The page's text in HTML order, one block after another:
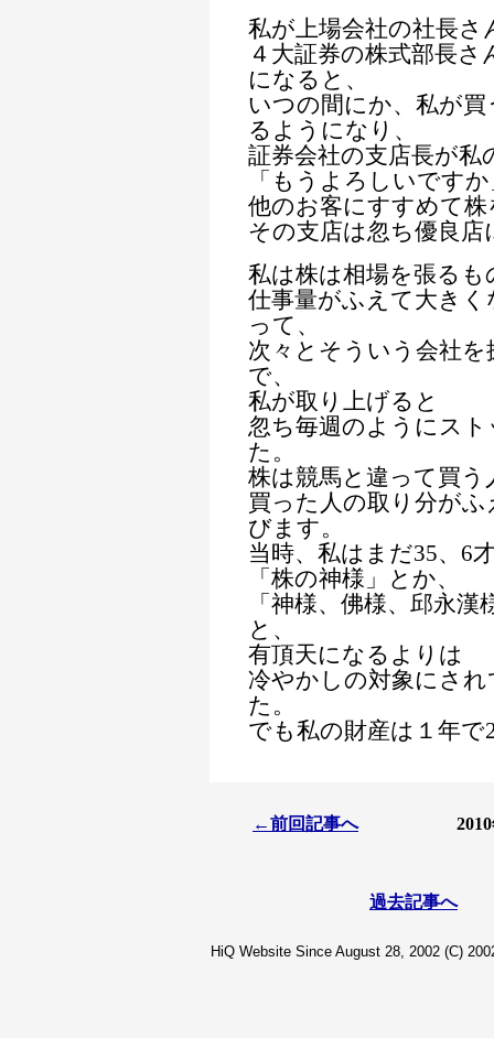
私が上場会社の社長
４大証券の株式部長
になると、
いつの間にか、私が
るようになり、
証券会社の支店長が
「もうよろしいです
他のお客にすすめて
その支店は忽ち優良
私は株は相場を張る
仕事量がふえて大き
って、
次々とそういう会社
で、
私が取り上げると
忽ち毎週のようにス
た。
株は競馬と違って買
買った人の取り分が
びます。
当時、私はまだ35、6
「株の神様」とか、
「神様、佛様、邱永
と、
有頂天になるよりは
冷やかしの対象にさ
た。
でも私の財産は１年
←前回記事へ
過去記事へ
HiQ Website Since August 28, 2002 (C)